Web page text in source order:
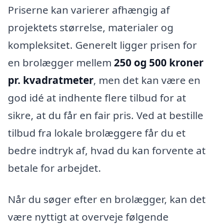
Priserne kan varierer afhængig af
projektets størrelse, materialer og
kompleksitet. Generelt ligger prisen for
en brolægger mellem 250 og 500 kroner
pr. kvadratmeter, men det kan være en
god idé at indhente flere tilbud for at
sikre, at du får en fair pris. Ved at bestille
tilbud fra lokale brolæggere får du et
bedre indtryk af, hvad du kan forvente at
betale for arbejdet.
Når du søger efter en brolægger, kan det
være nyttigt at overveje følgende